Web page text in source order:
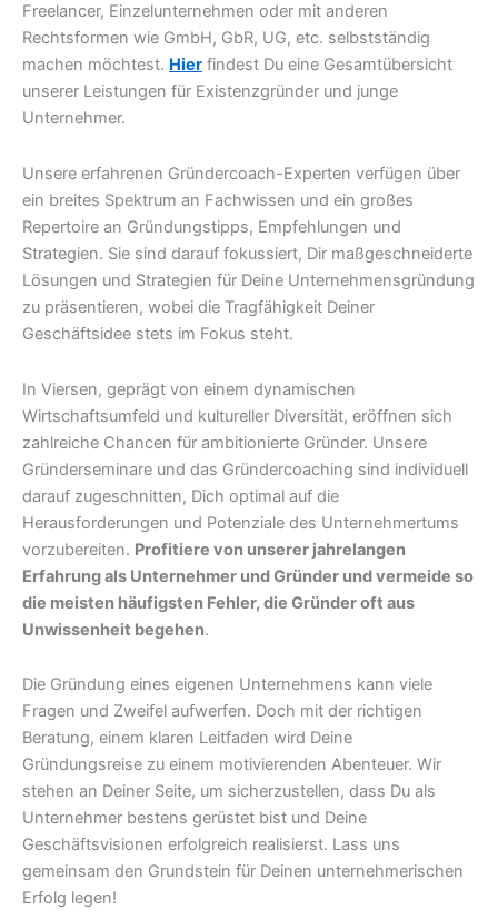
Freelancer, Einzelunternehmen oder mit anderen
Rechtsformen wie GmbH, GbR, UG, etc. selbstständig
machen möchtest. Hier findest Du eine Gesamtübersicht
unserer Leistungen für Existenzgründer und junge
Unternehmer.
Unsere erfahrenen Gründercoach-Experten verfügen über
ein breites Spektrum an Fachwissen und ein großes
Repertoire an Gründungstipps, Empfehlungen und
Strategien. Sie sind darauf fokussiert, Dir maßgeschneiderte
Lösungen und Strategien für Deine Unternehmensgründung
zu präsentieren, wobei die Tragfähigkeit Deiner
Geschäftsidee stets im Fokus steht.
In Viersen, geprägt von einem dynamischen
Wirtschaftsumfeld und kultureller Diversität, eröffnen sich
zahlreiche Chancen für ambitionierte Gründer. Unsere
Gründerseminare und das Gründercoaching sind individuell
darauf zugeschnitten, Dich optimal auf die
Herausforderungen und Potenziale des Unternehmertums
vorzubereiten. Profitiere von unserer jahrelangen
Erfahrung als Unternehmer und Gründer und vermeide so
die meisten häufigsten Fehler, die Gründer oft aus
Unwissenheit begehen.
Die Gründung eines eigenen Unternehmens kann viele
Fragen und Zweifel aufwerfen. Doch mit der richtigen
Beratung, einem klaren Leitfaden wird Deine
Gründungsreise zu einem motivierenden Abenteuer. Wir
stehen an Deiner Seite, um sicherzustellen, dass Du als
Unternehmer bestens gerüstet bist und Deine
Geschäftsvisionen erfolgreich realisierst. Lass uns
gemeinsam den Grundstein für Deinen unternehmerischen
Erfolg legen!